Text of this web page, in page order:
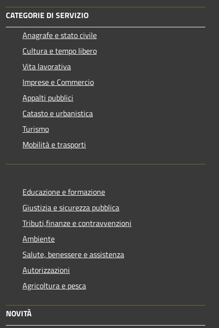
CATEGORIE DI SERVIZIO
Anagrafe e stato civile
Cultura e tempo libero
Vita lavorativa
Imprese e Commercio
Appalti pubblici
Catasto e urbanistica
Turismo
Mobilità e trasporti
Educazione e formazione
Giustizia e sicurezza pubblica
Tributi,finanze e contravvenzioni
Ambiente
Salute, benessere e assistenza
Autorizzazioni
Agricoltura e pesca
NOVITÀ